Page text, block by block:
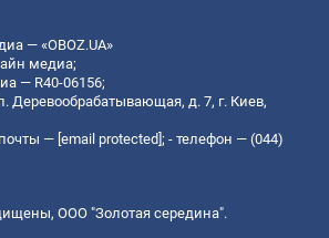
— «OBOZ.UA»
медиа;
— R40-06156;
Деревообрабатывающая, д. 7, г. Киев,
— [email protected] ; - телефон — (044)
ООО "Золотая середина".